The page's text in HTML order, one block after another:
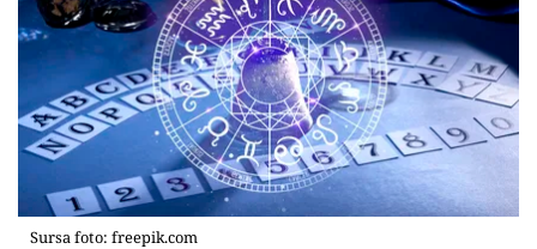
Sursa foto: freepik.com